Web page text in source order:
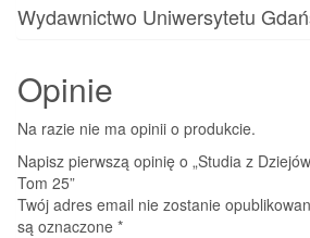
Wydawnictwo Uniwersytetu
Opinie
Na razie nie ma opinii o produkcie.
Napisz pierwszą opinię o „Studia z
Tom 25”
Twój adres email nie zostanie
są oznaczone *